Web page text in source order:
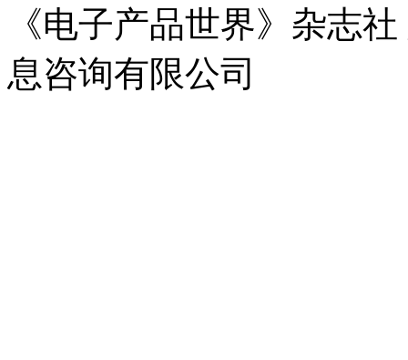
《电子产品世界》杂志
息咨询有限公司